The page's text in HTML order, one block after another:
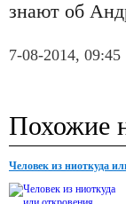
знают об
7-08-2014, 09:45
Похожие
Человек из ниоткуда